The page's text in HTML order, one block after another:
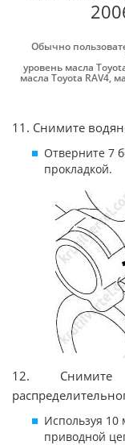
Обычно
уровень масла
масла Toyota RAV4,
11. Снимите
Отверните 7
прокладкой.
12.
Используя
приводной